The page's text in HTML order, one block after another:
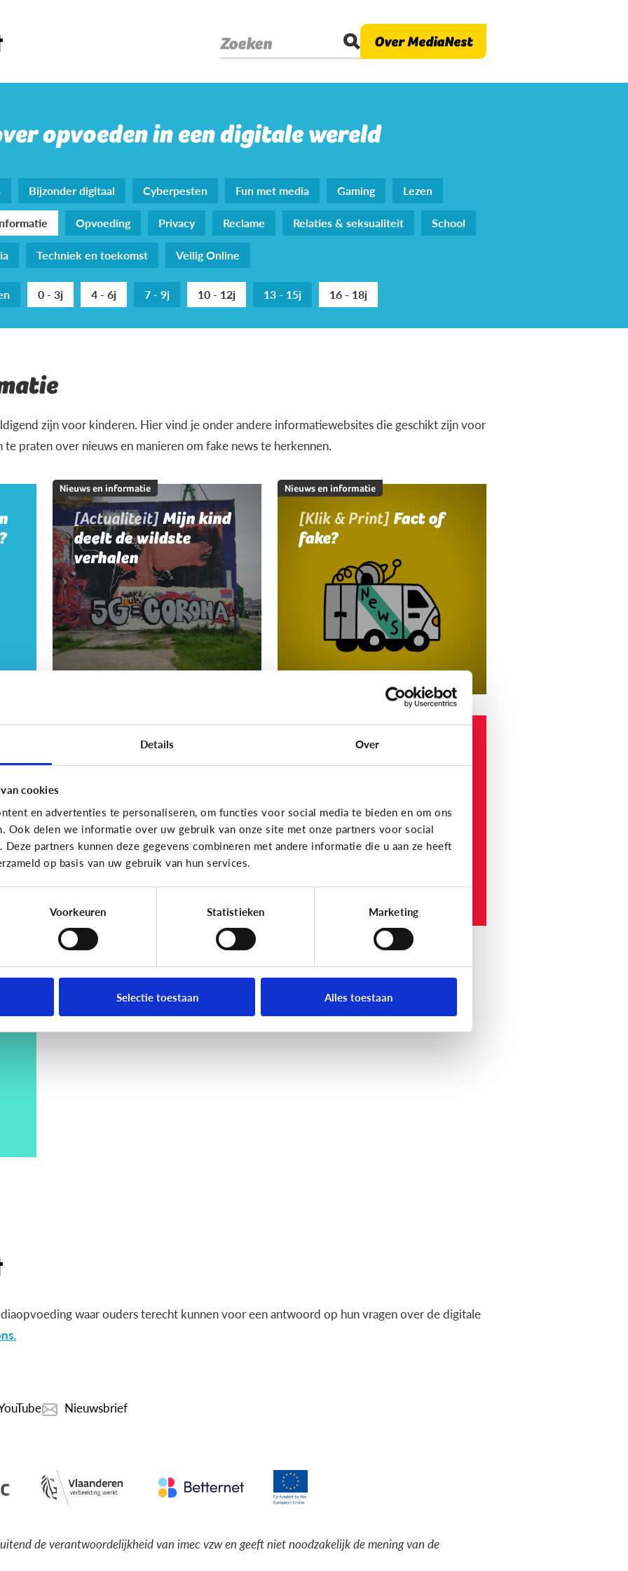
Details Over
cookies
en advertenties te personaliseren, om functies voor social media te bieden en om ons
Ook delen we informatie over uw gebruik van onze site met onze partners voor social
Deze partners kunnen deze gegevens combineren met andere informatie die u aan ze heeft
op basis van uw gebruik van hun services.
Voorkeuren Statistieken Marketing
Selectie toestaan Alles toestaan
Zoeken Over MediaNest
opvoeden in een digitale wereld
Bijzonder digitaal Cyberpesten Fun met media Gaming
Lezen
Opvoeding Privacy Reclame Relaties & seksualiteit
School
Techniek en toekomst Veilig Online
0 - 3j 4 - 6j 7 - 9j 10 - 12j 13 - 15j 16 - 18j
zijn voor kinderen. Hier vind je onder andere informatiewebsites die geschikt zijn voor
praten over nieuws en manieren om fake news te herkennen.
Nieuws en informatie
[Actualiteit]Mijn kind
deelt de wildste
verhalen
Nieuws en informatie
[Klik & Print] Fact of
fake?
Nep of echt?
informatiewebsites
kinderen en jongeren?
waar ouders terecht kunnen voor een antwoord op hun vragen over de digitale
Nieuwsbrief
de verantwoordelijkheid van imec vzw en geeft niet noodzakelijk de mening van de